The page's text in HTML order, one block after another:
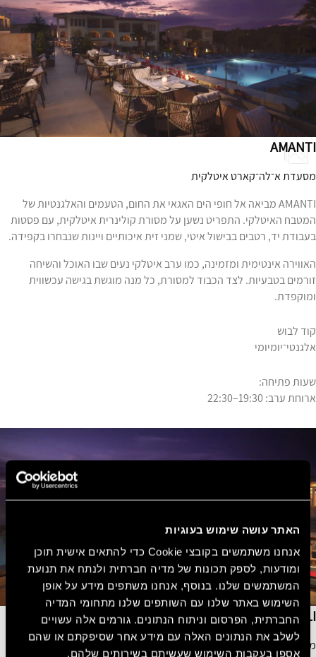
האתר עושה שימוש בעוגיות
אנחנו משתמשים בקובצי Cookie כדי להתאים אישית תוכן
ומודעות, לספק תכונות של מדיה חברתית ולנתח את תנועת
המשתמשים שלנו. בנוסף, אנחנו משתפים מידע על אופן
השימוש באתר שלנו עם השותפים שלנו מתחומי המדיה
החברתית, הפרסום וניתוח הנתונים. גורמים אלה עשויים
לשלב את הנתונים האלה עם מידע אחר שסיפקתם או שהם
אספו בעקבות השימוש שעשיתם בשירותים שלהם.
AMANTI
מסעדת א־לה־קארט איטלקית
AMANTI מביאה אל חופי הים האגאי את החום, הטעמים והאלגנטיות של
המטבח האיטלקי. התפריט נשען על מסורת קולינרית איטלקית, עם פסטות
בעבודת יד, רטבים בבישול איטי, שמני זית איכותיים ויינות שנבחרו בקפידה.
האווירה אינטימית ומזמינה, כמו ערב איטלקי נעים שבו האוכל והשיחה
זורמים בטבעיות. לצד הכבוד למסורת, כל מנה מוגשת בגישה עכשווית
ומוקפדת.
קוד לבוש
אלגנטי־יומיומי
שעות פתיחה:
ארוחת ערב: 19:30–22:30
ANATOLI
מסעדת א־לה־קארט אסייתית